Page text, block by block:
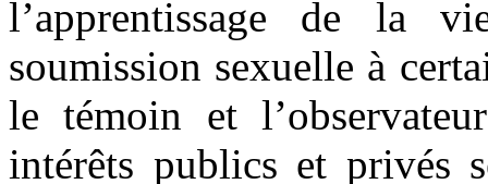
l’apprentissage de la
soumission sexuelle à
le témoin et
intérêts publics et privés